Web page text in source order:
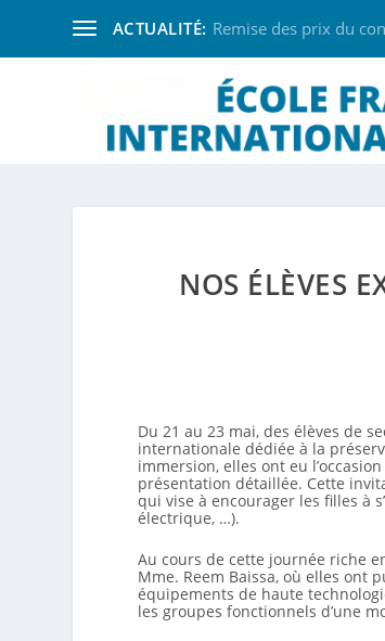
ACTUALITÉ: Remise des prix du
NOS ÉLÈVES
Du 21 au 23 mai, des élèves de
internationale dédiée à la
immersion, elles ont eu
présentation détaillée. Cette
qui vise à encourager les filles à
électrique, …).
Au cours de cette journée riche
Mme. Reem Baissa, où elles ont
équipements de haute
les groupes fonctionnels d’une